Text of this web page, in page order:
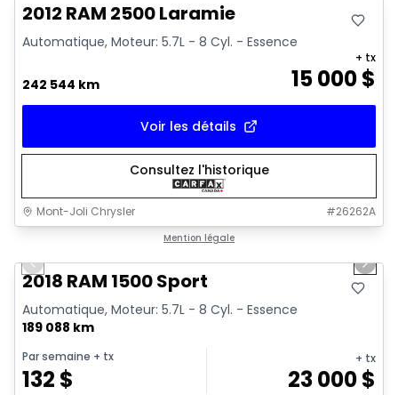
2012 RAM 2500 Laramie
Automatique, Moteur: 5.7L - 8 Cyl. - Essence
242 544 km 15 000$
+ tx
Voir les détails
Consultez l'historique
Mont-Joli Chrysler #26262A
Mention légale
Vidéo disponible
Previous slide Next
2018 RAM 1500 Sport
Automatique, Moteur: 5.7L - 8 Cyl. - Essence
189 088 km
Par semaine + tx
132 $
+ tx
23 000$